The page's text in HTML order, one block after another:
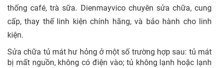
thống café, trà sữa. Dienmayvico chuyên sửa chữa, cung
cấp, thay thế linh kiện chính hãng, và bảo hành cho linh
kiện.
Sửa chữa tủ mát hư hỏng ở một số trường hợp sau: tủ mát
bị mất nguồn, không có điện vào; tủ không lạnh hoặc lạnh